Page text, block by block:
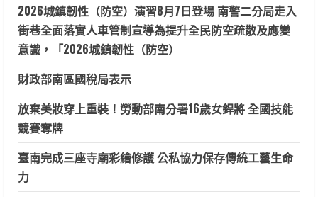
2026城鎮韌性（防空）演習8月7日登場 南警二分局走入
街巷全面落實人車管制宣導為提升全民防空疏散及應變
意識，「2026城鎮韌性（防空）
財政部南區國稅局表示
放棄美妝穿上重裝！勞動部南分署16歲女銲將 全國技能
競賽奪牌
臺南完成三座寺廟彩繪修護 公私協力保存傳統工藝生命
力